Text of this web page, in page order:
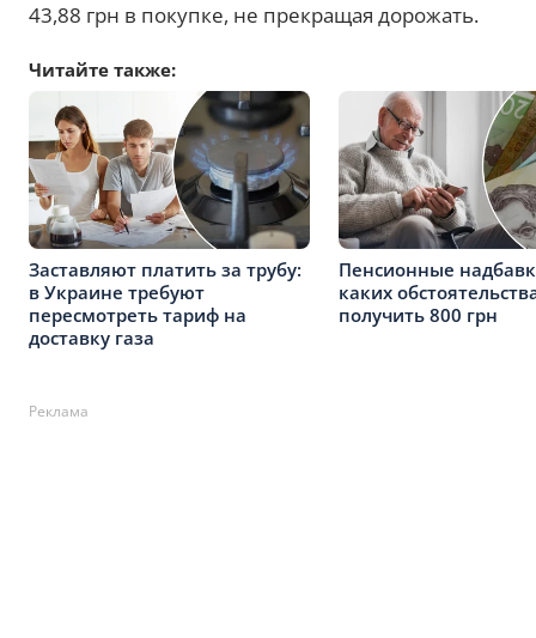
43,88 грн в покупке, не прекращая дорожать.
Читайте также:
Заставляют платить за трубу:
в Украине требуют
пересмотреть тариф на
доставку газа
Пенсионные
каких
получить 800 грн
Реклама